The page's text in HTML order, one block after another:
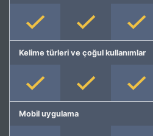
Kelime türleri ve çoğul kullanımlar
Mobil uygulama